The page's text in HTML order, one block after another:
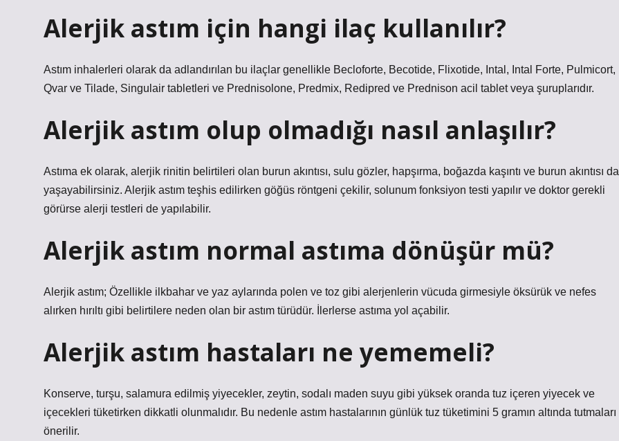
Alerjik astım için hangi ilaç kullanılır?
Astım inhalerleri olarak da adlandırılan bu ilaçlar genellikle Becloforte, Becotide, Flixotide, Intal, Intal Forte, Pulmicort,
Qvar ve Tilade, Singulair tabletleri ve Prednisolone, Predmix, Redipred ve Prednison acil tablet veya şuruplarıdır.
Alerjik astım olup olmadığı nasıl anlaşılır?
Astıma ek olarak, alerjik rinitin belirtileri olan burun akıntısı, sulu gözler, hapşırma, boğazda kaşıntı ve burun akıntısı da
yaşayabilirsiniz. Alerjik astım teşhis edilirken göğüs röntgeni çekilir, solunum fonksiyon testi yapılır ve doktor gerekli
görürse alerji testleri de yapılabilir.
Alerjik astım normal astıma dönüşür mü?
Alerjik astım; Özellikle ilkbahar ve yaz aylarında polen ve toz gibi alerjenlerin vücuda girmesiyle öksürük ve nefes
alırken hırıltı gibi belirtilere neden olan bir astım türüdür. İlerlerse astıma yol açabilir.
Alerjik astım hastaları ne yememeli?
Konserve, turşu, salamura edilmiş yiyecekler, zeytin, sodalı maden suyu gibi yüksek oranda tuz içeren yiyecek ve
içecekleri tüketirken dikkatli olunmalıdır. Bu nedenle astım hastalarının günlük tuz tüketimini 5 gramın altında tutmaları
önerilir.